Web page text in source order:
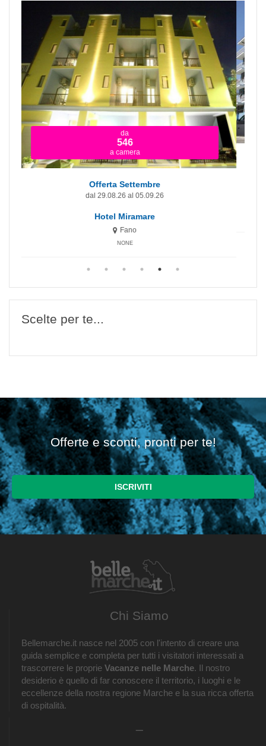
546
a camera
Offerta Settembre
dal 29.08.26 al 05.09.26
Hotel Miramare
Fano
NONE
Scelte per te...
Offerte e sconti, pronti per te!
Chi Siamo
Bellemarche.it nasce nel 2005 con l'intento di creare una
guida semplice e completa per tutti i visitatori interessati a
trascorrere le proprie Vacanze nelle Marche. Il nostro
desiderio è quello di far conoscere il territorio, i luoghi e le
eccellenze della nostra regione Marche e la sua ricca offerta
di ospitalità.